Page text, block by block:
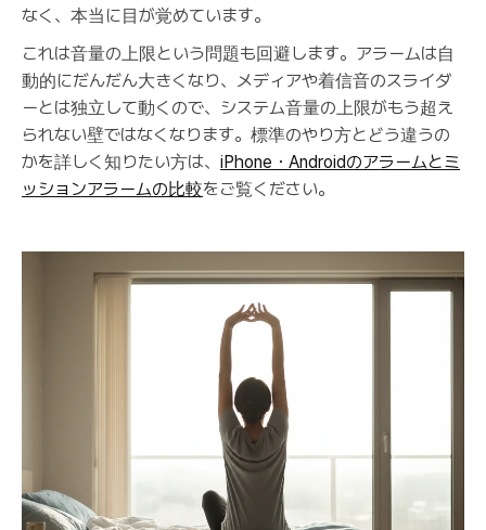
なく、本当に目が覚めています。
これは音量の上限という問題も回避します。アラームは自
動的にだんだん大きくなり、メディアや着信音のスライダ
ーとは独立して動くので、システム音量の上限がもう超え
られない壁ではなくなります。標準のやり方とどう違うの
かを詳しく知りたい方は、 iPhone・Androidのアラームとミ
ッションアラームの比較をご覧ください。